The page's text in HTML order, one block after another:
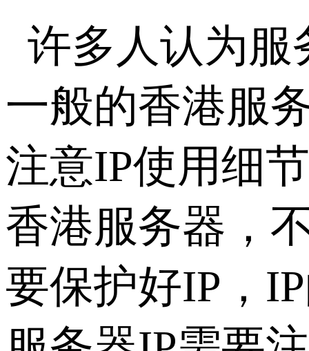
许多人认为服
一般的香港服
注意IP使用细
香港服务器，
要保护好IP，